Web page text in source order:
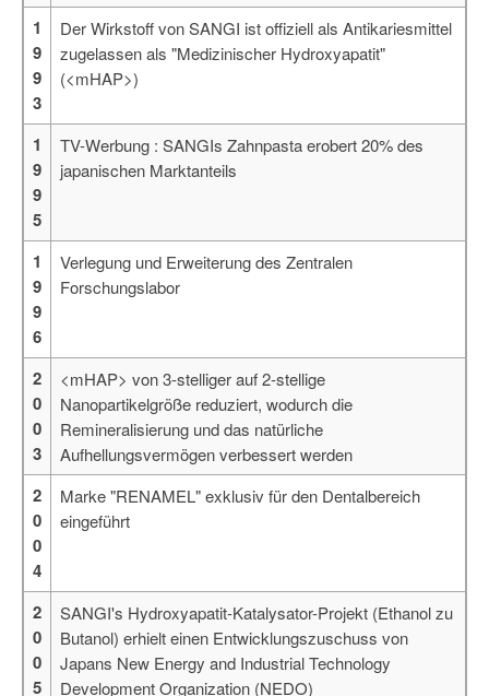
1
9
9
3
Der Wirkstoff von SANGI ist offiziell als Antikariesmittel
zugelassen als "Medizinischer Hydroxyapatit"
(<mHAP>)
1
9
9
5
TV-Werbung : SANGIs Zahnpasta erobert 20% des
japanischen Marktanteils
1
9
9
6
Verlegung und Erweiterung des Zentralen
Forschungslabor
2
0
0
3
<mHAP> von 3-stelliger auf 2-stellige
Nanopartikelgröße reduziert, wodurch die
Remineralisierung und das natürliche
Aufhellungsvermögen verbessert werden
2
0
0
4
Marke "RENAMEL" exklusiv für den Dentalbereich
eingeführt
2
0
0
5
SANGI's Hydroxyapatit-Katalysator-Projekt (Ethanol zu
Butanol) erhielt einen Entwicklungszuschuss von
Japans New Energy and Industrial Technology
Development Organization (NEDO)